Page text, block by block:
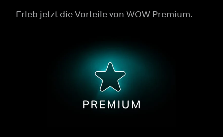
Erleb jetzt die Vorteile von WOW Premium.